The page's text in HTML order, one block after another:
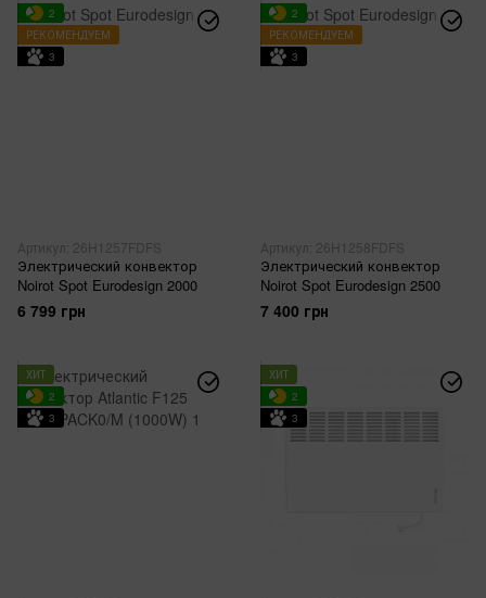
2
РЕКОМЕНДУЕМ
3
Артикул: 26H1257FDFS
Электрический конвектор
Noirot Spot Eurodesign 2000
6 799 грн
2
РЕКОМЕНДУЕМ
3
Артикул: 26H1258FDFS
Электрический конвектор
Noirot Spot Eurodesign 2500
7 400 грн
ХИТ
2
3
ХИТ
2
3